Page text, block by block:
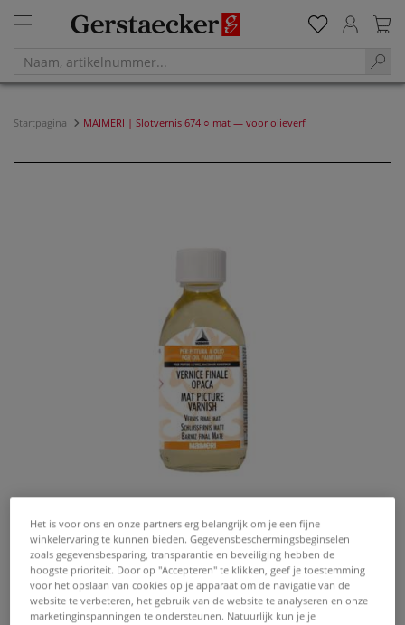
Startpagina MAIMERI | Slotvernis 674 ○ mat — voor olieverf
MAIMERI | Slotvernis 674 ○ mat —
Het is voor ons en onze partners erg belangrijk om je een fijne
winkelervaring te kunnen bieden. Gegevensbeschermingsbeginselen
zoals gegevensbesparing, transparantie en beveiliging hebben de
hoogste prioriteit. Door op "Accepteren" te klikken, geef je toestemming
voor het opslaan van cookies op je apparaat om de navigatie van de
website te verbeteren, het gebruik van de website te analyseren en onze
marketinginspanningen te ondersteunen. Natuurlijk kun je je